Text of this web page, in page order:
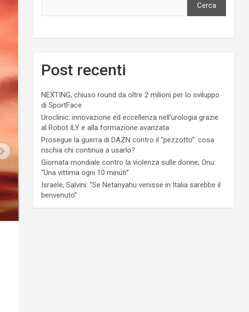
Cerca
Post recenti
NEXTING, chiuso round da oltre 2 milioni per lo sviluppo
di SportFace
Uroclinic: innovazione ed eccellenza nell’urologia grazie
al Robot ILY e alla formazione avanzata
Prosegue la guerra di DAZN contro il “pezzotto”: cosa
rischia chi continua a usarlo?
Giornata mondiale contro la violenza sulle donne, Onu:
“Una vittima ogni 10 minuti”
Israele, Salvini: “Se Netanyahu venisse in Italia sarebbe il
benvenuto”